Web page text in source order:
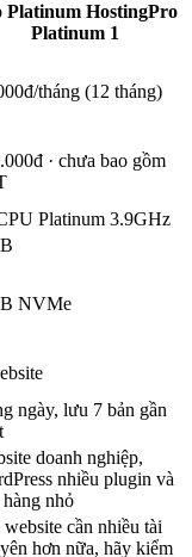
Platinum HostingPro
Platinum 1
tháng (12 tháng)
· chưa bao gồm
Platinum 3.9GHz
NVMe
ngày, lưu 7 bản gần
doanh nghiệp,
nhiều plugin và
nhỏ
cần nhiều tài
hơn nữa, hãy kiểm